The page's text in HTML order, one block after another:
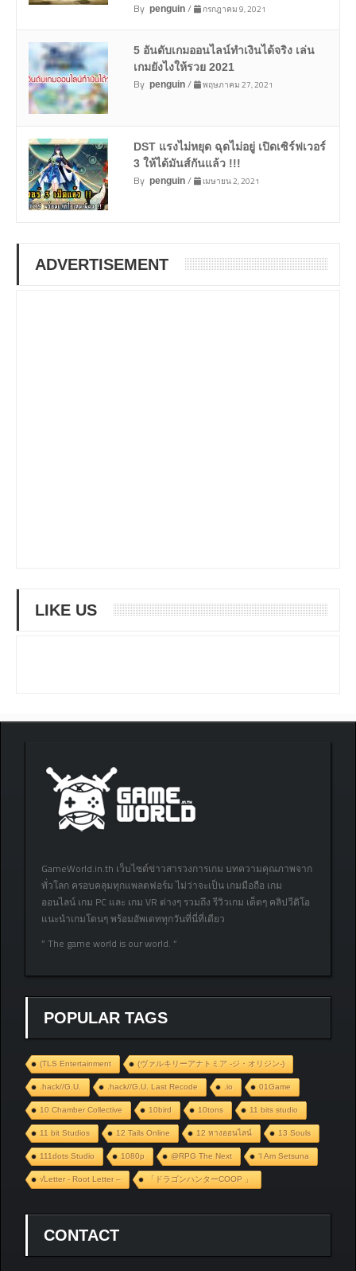
By penguin/ กรกฎาคม 9, 2021
5 อันดับเกมออนไลน์ทำเงินได้จริง เล่น
เกมยังไงให้รวย 2021
By penguin/ พฤษภาคม 27, 2021
DST แรงไม่หยุด ฉุดไม่อยู่ เปิดเซิร์ฟเวอร์
3 ให้ได้มันส์กันแล้ว !!!
By penguin/ เมษายน 2, 2021
ADVERTISEMENT
LIKE US
GameWorld.in.th เว็บไซต์ข่าวสารวงการเกม บทความคุณภาพจาก
ทั่วโลก ครอบคลุมทุกแพลตฟอร์ม ไม่ว่าจะเป็น เกมมือถือ เกม
ออนไลน์ เกม PC และ เกม VR ต่างๆ รวมถึง รีวิวเกม เด็ดๆ คลิปวีดิโอ
แนะนำเกมโดนๆ พร้อมอัพเดททุกวันที่นี่ที่เดียว
” The game world is our world. “
POPULAR TAGS
(TLS Entertainment (ヴァルキリーアナトミア ‐ジ・オリジン‐)
.hack//G.U. .hack//G.U. Last Recode .io 01Game
10 Chamber Collective 10bird 10tons 11 bits studio
11 bit Studios 12 Tails Online 12 หางออนไลน์ 13 Souls
111dots Studio 1080p @RPG The Next ‘I Am Setsuna
√Letter - Root Letter – 「ドラゴンハンターCOOP 」
CONTACT